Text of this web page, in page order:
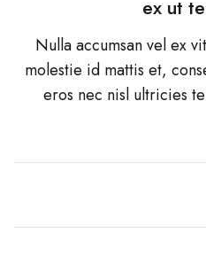
ex ut
Nulla accumsan vel ex
molestie id mattis et,
eros nec nisl ultricies
A team of